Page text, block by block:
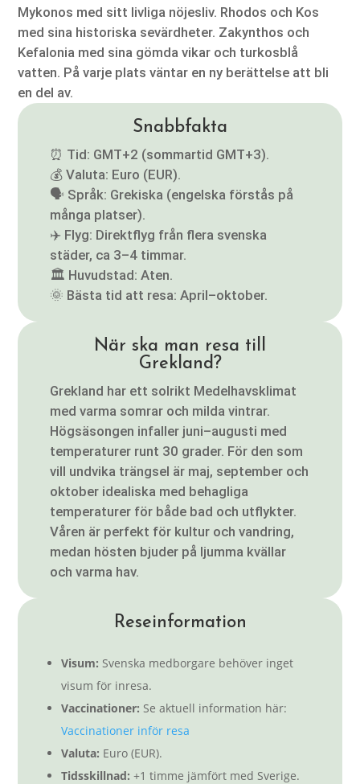
Mykonos med sitt livliga nöjesliv. Rhodos och Kos
med sina historiska sevärdheter. Zakynthos och
Kefalonia med sina gömda vikar och turkosblå
vatten. På varje plats väntar en ny berättelse att bli
en del av.
Snabbfakta
⏰ Tid: GMT+2 (sommartid GMT+3).
💰 Valuta: Euro (EUR).
🗣️ Språk: Grekiska (engelska förstås på
många platser).
✈️ Flyg: Direktflyg från flera svenska
städer, ca 3–4 timmar.
🏛️ Huvudstad: Aten.
🌞 Bästa tid att resa: April–oktober.
När ska man resa till
Grekland?
Grekland har ett solrikt Medelhavsklimat
med varma somrar och milda vintrar.
Högsäsongen infaller juni–augusti med
temperaturer runt 30 grader. För den som
vill undvika trängsel är maj, september och
oktober idealiska med behagliga
temperaturer för både bad och utflykter.
Våren är perfekt för kultur och vandring,
medan hösten bjuder på ljumma kvällar
och varma hav.
Reseinformation
Visum: Svenska medborgare behöver inget
visum för inresa.
Vaccinationer: Se aktuell information här:
Vaccinationer inför resa
Valuta: Euro (EUR).
Tidsskillnad: +1 timme jämfört med Sverige.